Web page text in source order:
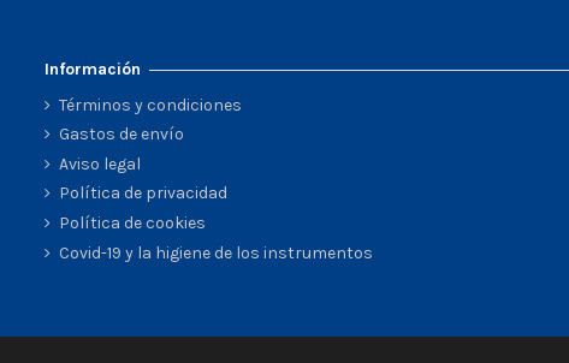
Información
Términos y condiciones
Gastos de envío
Aviso legal
Política de privacidad
Política de cookies
Covid-19 y la higiene de los instrumentos